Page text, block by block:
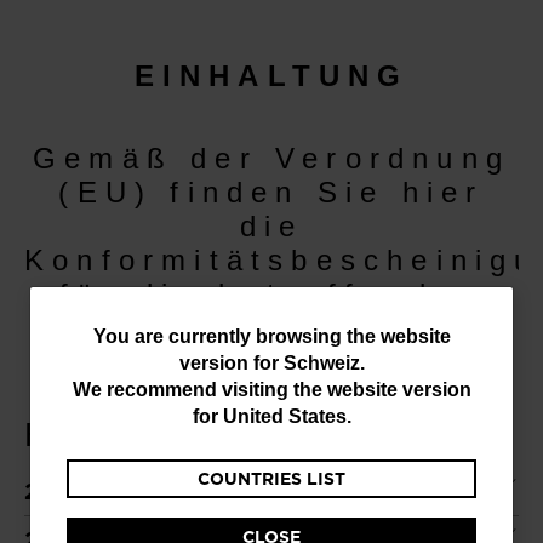
You
are
website
You are currently browsing the website
version for Schweiz.
We recommend visiting the website version
for United States.
COUNTRIES LIST
CLOSE
EINHALTUNG
Gemäß der Verordnung
(EU) finden Sie hier
die
für die betreffenden
Produkte.
HELME
2025 - 2026